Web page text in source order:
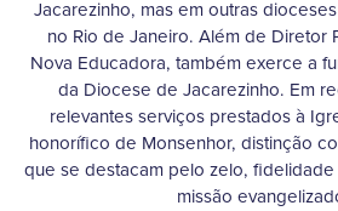
Jacarezinho, mas em outras
no Rio de Janeiro. Além de Diretor
Nova Educadora, também exerce a
da Diocese de Jacarezinho. Em
relevantes serviços prestados à
honorífico de Monsenhor, distinção
que se destacam pelo zelo,
missão